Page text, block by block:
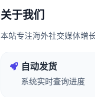
关于我们
本站专注海外社交媒体增
自动发货
系统实时查询进度